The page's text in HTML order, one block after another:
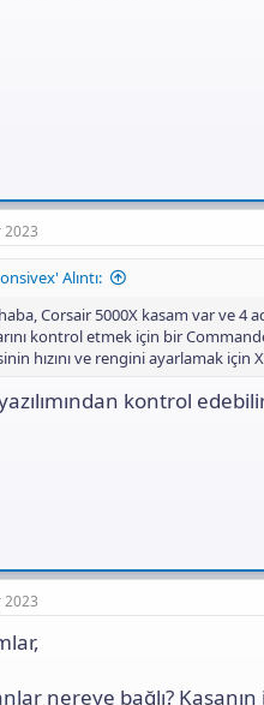
2023
Alıntı:
Corsair 5000X kasam var ve 4
kontrol etmek için bir
hızını ve rengini ayarlamak için
kontrol
2023
nereye bağlı?